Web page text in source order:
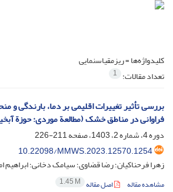
کلیدواژه‌ها =ریزمقیاس‏‏‏‏‏‏‎نمایی
تعداد مقالات: 1
فراوانی در مناطق خشک (مطالعة موردی: حوزة
دوره 4، شماره 2، 1403، صفحه
211-226
10.22098/MMWS.2023.12570.1254
زهرا فرحناکیان؛ رضا قضاوی؛ سیامک دخانی؛ ابراهیم
مشاهده مقاله اصل مقاله 1.45 M